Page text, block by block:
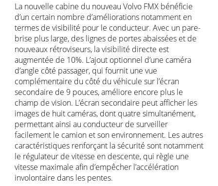
La nouvelle cabine du nouveau Volvo FMX bénéficie
d’un certain nombre d’améliorations notamment en
termes de visibilité pour le conducteur. Avec un pare-
brise plus large, des lignes de portes abaissées et de
nouveaux rétroviseurs, la visibilité directe est
augmentée de 10%. L’ajout optionnel d’une caméra
d’angle côté passager, qui fournit une vue
complémentaire du côté du véhicule sur l’écran
secondaire de 9 pouces, améliore encore plus le
champ de vision. L’écran secondaire peut afficher les
images de huit caméras, dont quatre simultanément,
permettant ainsi au conducteur de surveiller
facilement le camion et son environnement. Les autres
caractéristiques renforçant la sécurité sont notamment
le régulateur de vitesse en descente, qui règle une
vitesse maximale afin d’empêcher l’accélération
involontaire dans les pentes.